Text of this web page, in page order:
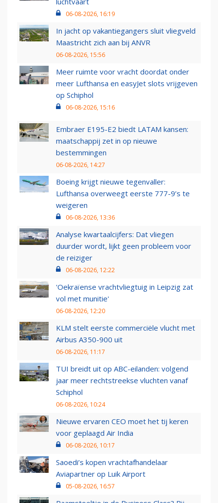
06-08-2026, 16:19
In jacht op vakantiegangers sluit vliegveld
Maastricht zich aan bij ANVR
06-08-2026, 15:56
Meer ruimte voor vracht doordat onder
meer Lufthansa en easyJet slots vrijgeven
op Schiphol
06-08-2026, 15:16
Embraer E195-E2 biedt LATAM kansen:
maatschappij zet in op nieuwe
bestemmingen
06-08-2026, 14:27
Boeing krijgt nieuwe tegenvaller:
Lufthansa overweegt eerste 777-9’s te
weigeren
06-08-2026, 13:36
Analyse kwartaalcijfers: Dat vliegen
duurder wordt, lijkt geen probleem voor
de reiziger
06-08-2026, 12:22
'Oekraïense vrachtvliegtuig in Leipzig zat
vol met munitie'
06-08-2026, 12:20
KLM stelt eerste commerciële vlucht met
Airbus A350-900 uit
06-08-2026, 11:17
TUI breidt uit op ABC-eilanden: volgend
jaar meer rechtstreekse vluchten vanaf
Schiphol
06-08-2026, 10:24
Nieuwe ervaren CEO moet het tij keren
voor geplaagd Air India
06-08-2026, 10:17
Saoedi’s kopen vrachtafhandelaar
Aviapartner op Luik Airport
05-08-2026, 16:57